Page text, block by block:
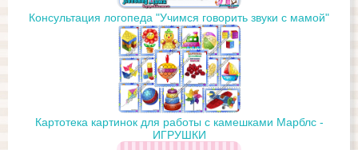
Консультация логопеда "Учимся говорить звуки с мамой"
Картотека картинок для работы с камешками Марблс -
ИГРУШКИ